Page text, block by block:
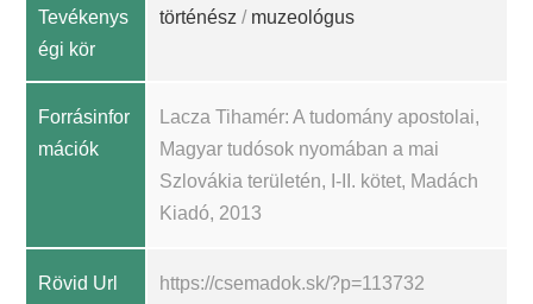
Tevékenys
égi kör
történész / muzeológus
Forrásinfor
mációk
Lacza Tihamér: A tudomány apostolai,
Magyar tudósok nyomában a mai
Szlovákia területén, I-II. kötet, Madách
Kiadó, 2013
Rövid Url https://csemadok.sk/?p=113732